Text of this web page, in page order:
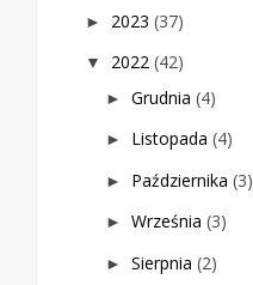
► 2023 (37)
▼ 2022 (42)
► Grudnia (4)
► Listopada (4)
► Października (3)
► Września (3)
► Sierpnia (2)